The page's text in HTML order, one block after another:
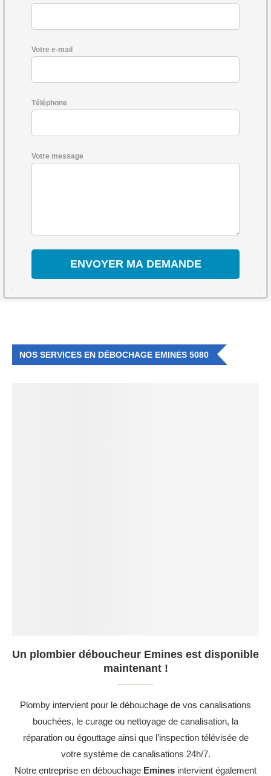
Votre e-mail
Téléphone
Votre message
NOS SERVICES EN DÉBOCHAGE EMINES 5080
Un plombier déboucheur Emines est disponible
maintenant !
Plomby intervient pour le débouchage de vos canalisations
bouchées, le curage ou nettoyage de canalisation, la
réparation ou égouttage ainsi que l’inspection télévisée de
votre système de canalisations 24h/7.
Notre entreprise en débouchage Emines intervient également